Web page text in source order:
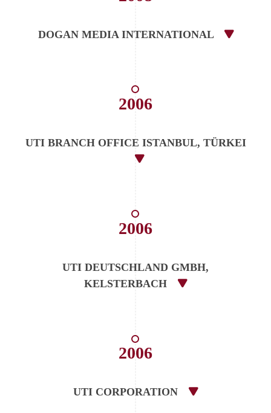
DOGAN MEDIA INTERNATIONAL
2006
UTI BRANCH OFFICE ISTANBUL, TÜRKEI
2006
UTI DEUTSCHLAND GMBH,
KELSTERBACH
2006
UTI CORPORATION